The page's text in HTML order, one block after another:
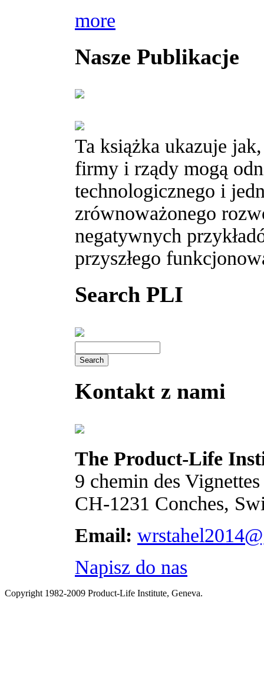
more
Nasze Publikacje
Ta książka ukazuje
firmy i rządy mogą
technologicznego i
zrównoważonego
negatywnych
przyszłego
Search PLI
Kontakt z nami
The Product-Life
9 chemin des Vignettes
CH-1231 Conches,
Email:
Napisz do nas
Copyright 1982-2009 Product-Life Institute, Geneva.